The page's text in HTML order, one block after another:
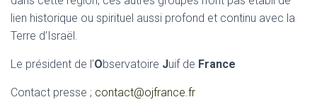
lien historique ou spirituel aussi profond et continu avec la
Terre d’Israël.
Le président de l’Observatoire Juif de France
Contact presse ; contact@ojfrance.fr